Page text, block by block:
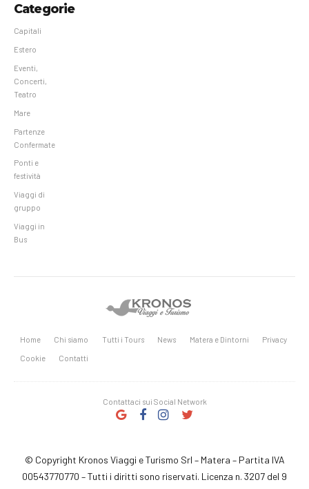
Categorie
Capitali
Estero
Eventi,
Concerti,
Teatro
Mare
Partenze
Confermate
Ponti e
festività
Viaggi di
gruppo
Viaggi in
Bus
Home Chi siamo Tutti i Tours News Matera e Dintorni Privacy
Cookie Contatti
Contattaci sui Social Network
© Copyright Kronos Viaggi e Turismo Srl – Matera – Partita IVA
00543770770 – Tutti i diritti sono riservati. Licenza n. 3207 del 9